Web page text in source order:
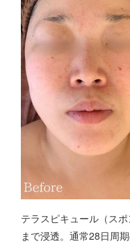
テラスピキュール（ス
まで浸透。通常28日周